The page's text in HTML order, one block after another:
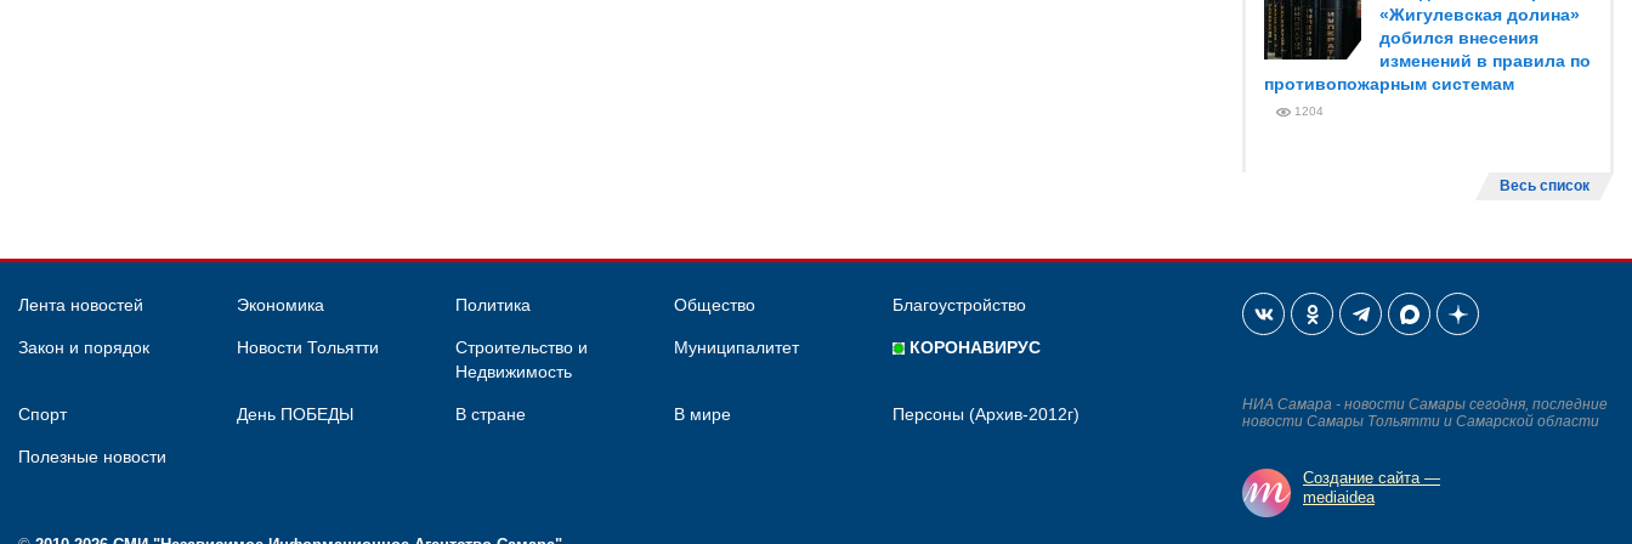
«Жигулевская долина»
добился внесения
изменений в правила по
противопожарным системам
1204
Весь список
Лента новостей Экономика Политика Общество Благоустройство
Закон и порядок Новости Тольятти
Строительство и
Недвижимость
Муниципалитет КОРОНАВИРУС
Спорт День ПОБЕДЫ В стране В мире Персоны (Архив-2012г)
Полезные новости
НИА Самара - новости Самары сегодня, последние
новости Самары Тольятти и Самарской области
Создание сайта —
mediaidea